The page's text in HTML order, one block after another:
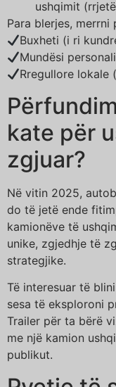
ushqimit
Para blerjes, merrni
Buxheti (i ri
Mundësi
Rregullore lokale
kate për
zgjuar?
Në vitin 2025,
do të jetë ende
kamionëve të
unike, zgjedhje të
strategjike.
Të interesuar të
sesa të eksploroni
Trailer për ta bërë
me një kamion
publikut.